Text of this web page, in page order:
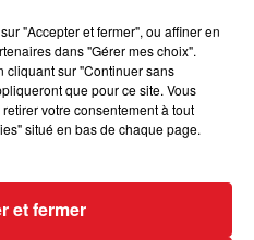
l'événementiel, etc. Une
euros sera également
et des APL dans les six
"Accepter et fermer", ou affiner en
dans "Gérer mes choix".
cliquant sur "Continuer sans
que pour ce site. Vous
votre consentement à tout
situé en bas de chaque page.
et fermer